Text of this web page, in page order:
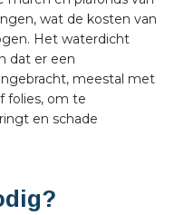
wat de kosten van
Het waterdicht
dat er een
meestal met
folies, om te
en schade